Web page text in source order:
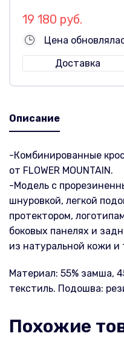
19 180 руб.
Цена
Доставка
Описание
-Комбинированные
от FLOWER MOUNTAIN.
-Модель с
шнуровкой, легкой
протектором,
боковых панелях и
из натуральной кожи и
Материал: 55% замша,
текстиль. Подошва:
Похожие